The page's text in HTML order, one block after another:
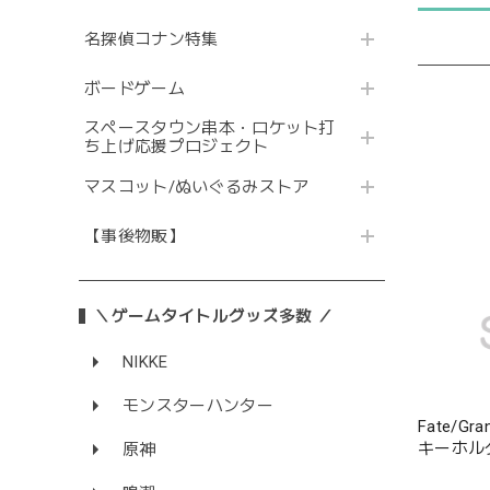
名探偵コナン特集
ボードゲーム
スペースタウン串本・ロケット打
ち上げ応援プロジェクト
マスコット/ぬいぐるみストア
【事後物販】
＼ゲームタイトルグッズ多数 ／
NIKKE
モンスターハンター
原神
Fate/
キーホ